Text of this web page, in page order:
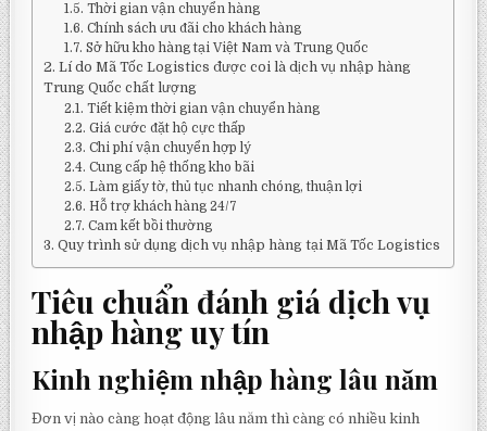
Thời gian vận chuyển hàng
Chính sách ưu đãi cho khách hàng
Sở hữu kho hàng tại Việt Nam và Trung Quốc
Lí do Mã Tốc Logistics được coi là dịch vụ nhập hàng
Trung Quốc chất lượng
Tiết kiệm thời gian vận chuyển hàng
Giá cước đặt hộ cực thấp
Chi phí vận chuyển hợp lý
Cung cấp hệ thống kho bãi
Làm giấy tờ, thủ tục nhanh chóng, thuận lợi
Hỗ trợ khách hàng 24/7
Cam kết bồi thường
Quy trình sử dụng dịch vụ nhập hàng tại Mã Tốc Logistics
Tiêu chuẩn đánh giá dịch vụ
nhập hàng uy tín
Kinh nghiệm nhập hàng lâu năm
Đơn vị nào càng hoạt động lâu năm thì càng có nhiều kinh